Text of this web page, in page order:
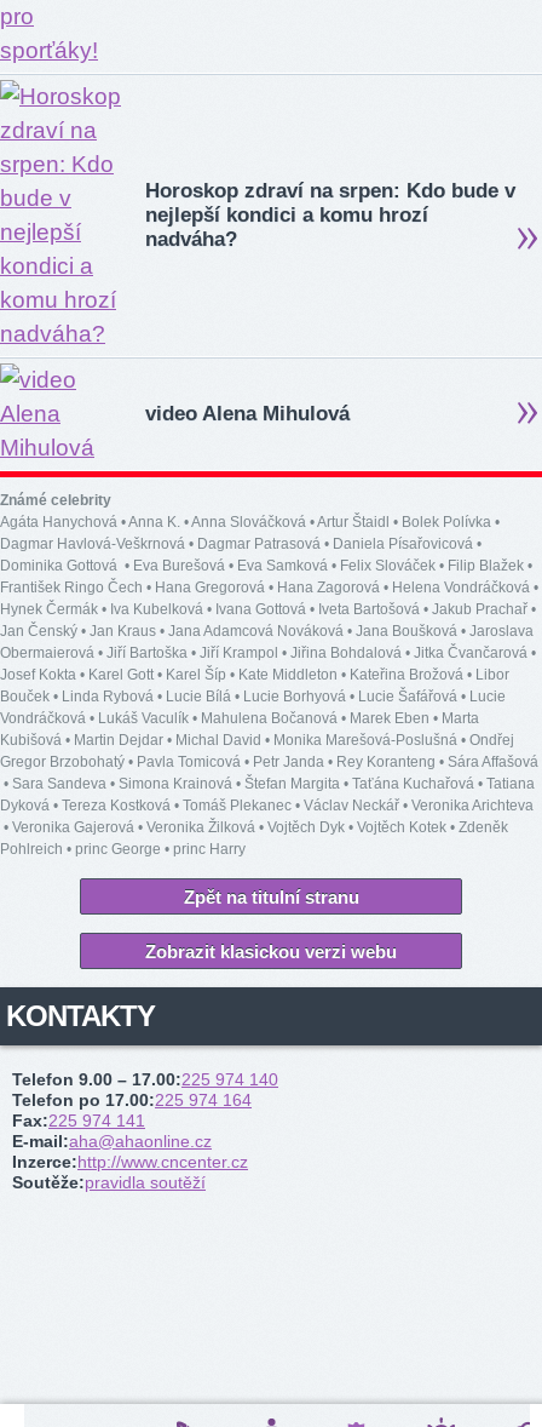
Horoskop zdraví na srpen: Kdo bude v
nejlepší kondici a komu hrozí
nadváha?
video Alena Mihulová
Známé celebrity
Agáta Hanychová •Anna K. •Anna Slováčková •Artur Štaidl • Bolek Polívka •
Dagmar Havlová-Veškrnová • Dagmar Patrasová • Daniela Písařovicová •
Dominika Gottová • Eva Burešová • Eva Samková • Felix Slováček • Filip Blažek •
František Ringo Čech • Hana Gregorová • Hana Zagorová • Helena Vondráčková •
Hynek Čermák • Iva Kubelková • Ivana Gottová • Iveta Bartošová • Jakub Prachař •
Jan Čenský • Jan Kraus • Jana Adamcová Nováková • Jana Boušková • Jaroslava
Obermaierová • Jiří Bartoška • Jiří Krampol • Jiřina Bohdalová • Jitka Čvančarová •
Josef Kokta • Karel Gott• Karel Šíp • Kate Middleton • Kateřina Brožová • Libor
Bouček • Linda Rybová • Lucie Bílá • Lucie Borhyová • Lucie Šafářová • Lucie
Vondráčková • Lukáš Vaculík • Mahulena Bočanová • Marek Eben • Marta
Kubišová • Martin Dejdar • Michal David • Monika Marešová-Poslušná • Ondřej
Gregor Brzobohatý • Pavla Tomicová • Petr Janda • Rey Koranteng • Sára Affašová
• Sara Sandeva • Simona Krainová • Štefan Margita • Taťána Kuchařová • Tatiana
Dyková • Tereza Kostková • Tomáš Plekanec • Václav Neckář • Veronika Arichteva
• Veronika Gajerová • Veronika Žilková • Vojtěch Dyk • Vojtěch Kotek • Zdeněk
Pohlreich • princ George • princ Harry
Zpět na titulní stranu
Zobrazit klasickou verzi webu
KONTAKTY
Telefon 9.00 – 17.00:225 974 140
Telefon po 17.00:225 974 164
Fax:225 974 141
E-mail:aha@ahaonline.cz
Inzerce:http://www.cncenter.cz
Soutěže:pravidla soutěží